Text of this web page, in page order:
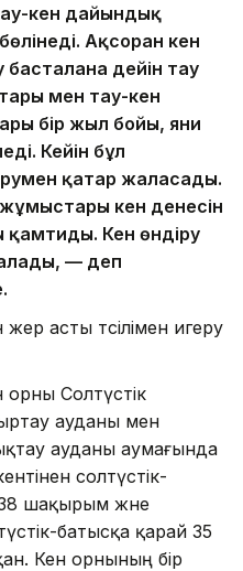
кен дайындық
Ақсоран кен
дейін тау
мен тау-кен
бір жыл бойы, яғни
Кейін бұл
қатар жалғасады.
кен денесін
қамтиды. Кен өндіру
— деп
асты тәсілімен игеру
орны Солтүстік
ауданы мен
ауданы аумағында
солтүстік-
шақырым және
батысқа қарай 35
Кен орнының бір